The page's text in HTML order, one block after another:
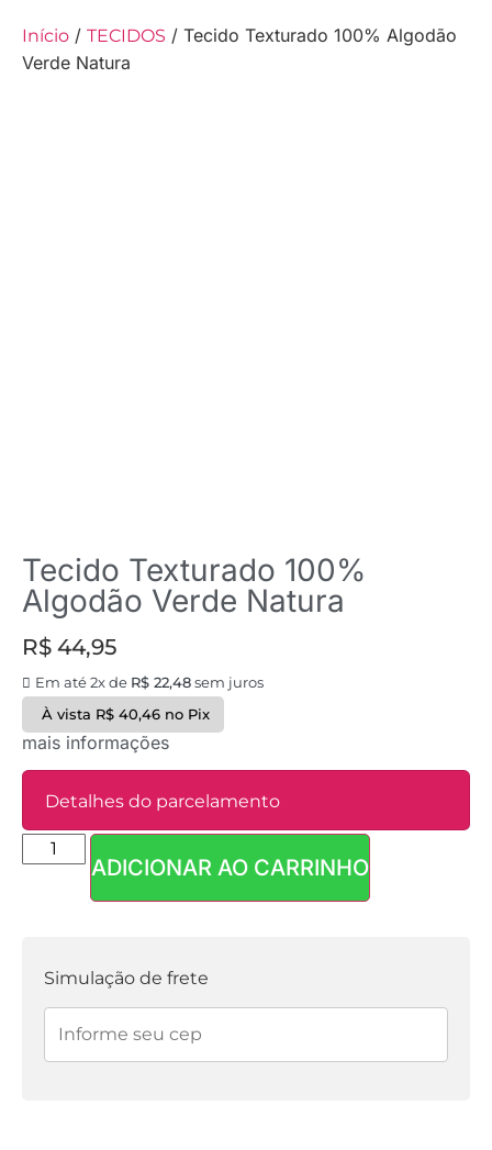
Início / TECIDOS / Tecido Texturado 100% Algodão
Verde Natura
Tecido Texturado 100%
Algodão Verde Natura
R$ 44,95
Em até 2x de R$ 22,48 sem juros
À vista R$40,46 no Pix
mais informações
Detalhes do parcelamento
Parcelas:ADICIONAR AO CARRINHO
Simulação de frete